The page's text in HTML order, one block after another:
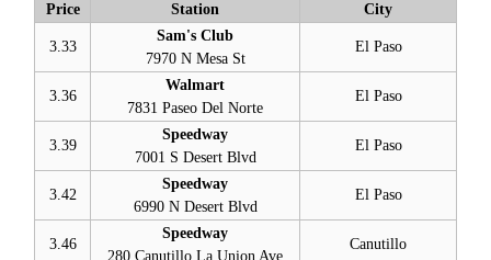
Price Station City
3.33
Sam's Club
7970 N Mesa St
El Paso
3.36
Walmart
7831 Paseo Del Norte
El Paso
3.39
Speedway
7001 S Desert Blvd
El Paso
3.42
Speedway
6990 N Desert Blvd
El Paso
3.46
Speedway
280 Canutillo La Union Ave
Canutillo